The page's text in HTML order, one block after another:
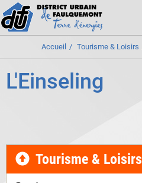
Accueil Tourisme & Loisirs
L'Einseling
Tourisme & Loisirs